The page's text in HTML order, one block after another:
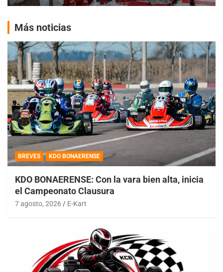
Más noticias
BREVES KDO BONAERENSE
KDO BONAERENSE: Con la vara bien alta, inicia
el Campeonato Clausura
7 agosto, 2026 E-Kart